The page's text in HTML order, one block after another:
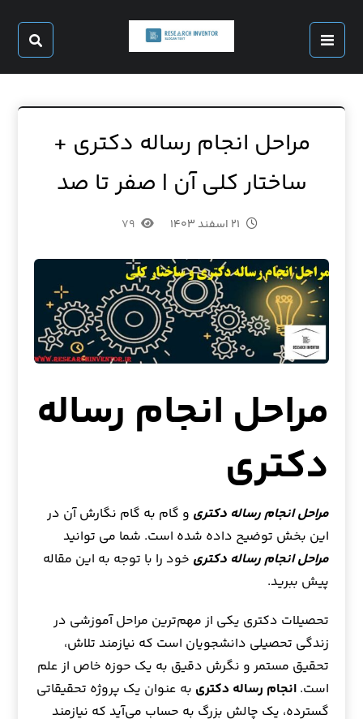
مراحل انجام رساله دکتری +
ساختار کلی آن | صفر تا صد
۲۱ اسفند ۱۴۰۳ ۷۹
مراحل انجام رساله
دکتری
مراحل انجام رساله دکتری و گام به گام نگارش آن در
این بخش توضیح داده شده است. شما می توانید
مراحل انجام رساله دکتری خود را با توجه به این مقاله
پیش ببرید.
تحصیلات دکتری یکی از مهم‌ترین مراحل آموزشی در
زندگی تحصیلی دانشجویان است که نیازمند تلاش،
تحقیق مستمر و نگرش دقیق به یک حوزه خاص از علم
است.انجام رساله دکتری به عنوان یک پروژه تحقیقاتی
گسترده، یک چالش بزرگ به حساب می‌آید که نیازمند